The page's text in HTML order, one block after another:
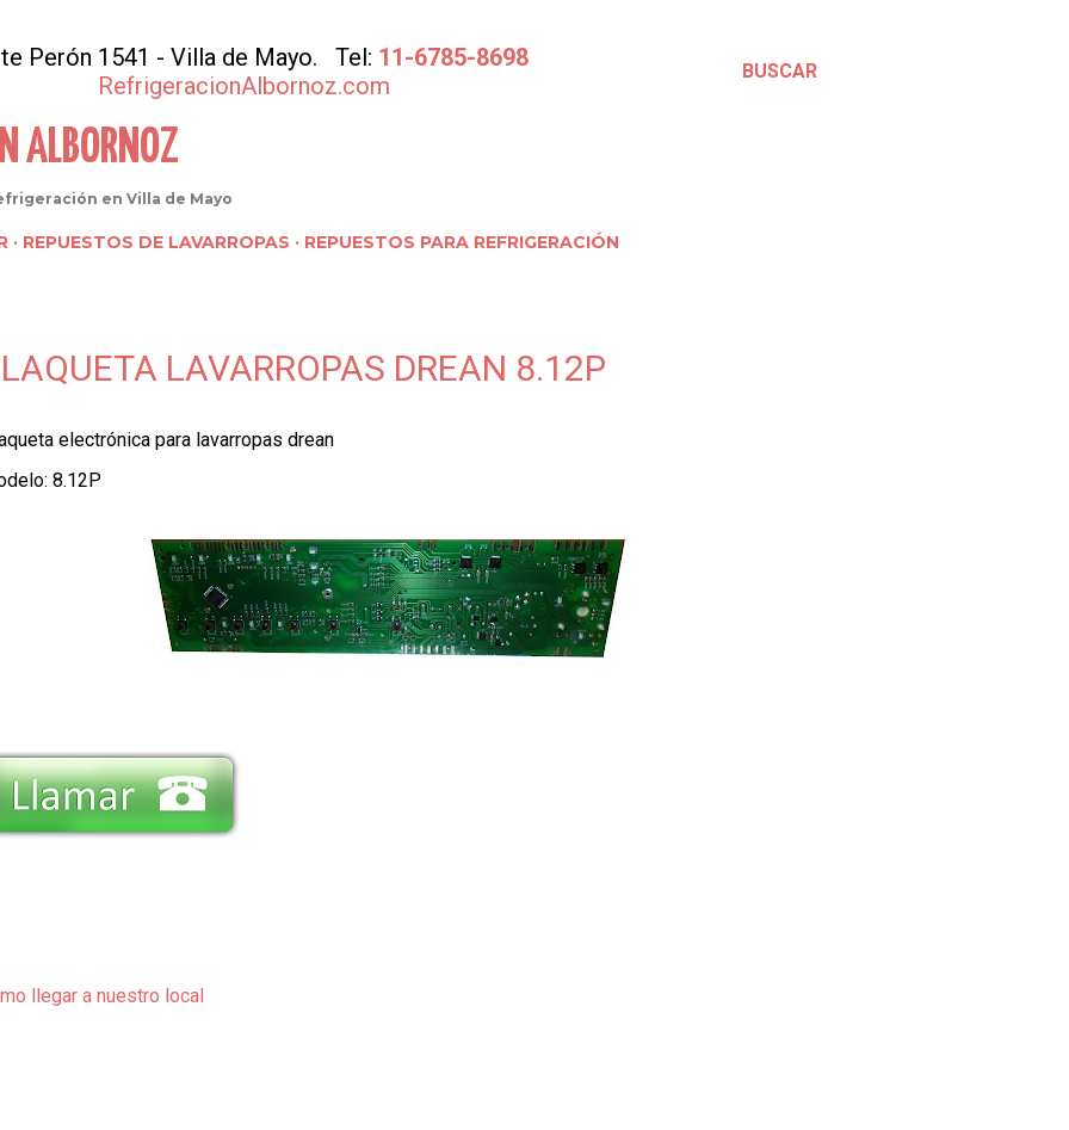
BUSCAR
Perón 1541 - Villa de Mayo. Tel: 11-6785-8698
RefrigeracionAlbornoz.com
ALBORNOZ
en Villa de Mayo
REPUESTOS DE LAVARROPAS REPUESTOS PARA REFRIGERACIÓN
LAVARROPAS DREAN 8.12P
electrónica para lavarropas drean
8.12P
llegar a nuestro local